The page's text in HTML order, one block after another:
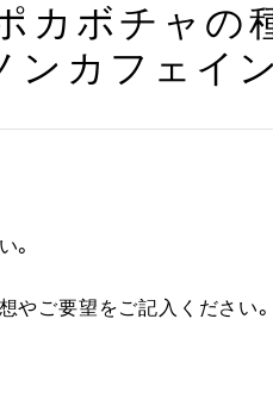
カボチャの
ンカフェイ
。
やご要望をご記入ください。